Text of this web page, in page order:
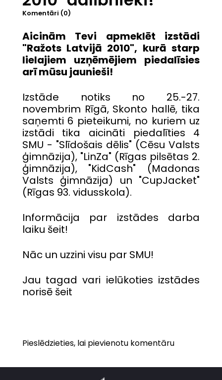
Komentāri (0)
Aicinām Tevi apmeklēt izstādi
"Ražots Latvijā 2010", kurā starp
lielajiem uzņēmējiem piedalīsies
arī mūsu jaunieši!
Izstāde notiks no 25.-27.
novembrim Rīgā, Skonto hallē, tika
saņemti 6 pieteikumi, no kuriem uz
izstādi tika aicināti piedalīties 4
SMU - "Slīdošais dēlis" (Cēsu Valsts
ģimnāzija), "LinZa" (Rīgas pilsētas 2.
ģimnāzija), "KidCash" (Madonas
Valsts ģimnāzija) un "CupJacket"
(Rīgas 93. vidusskola).
Informācija par izstādes darba
laiku šeit!
Nāc un uzzini visu par SMU!
Jau tagad vari ielūkoties izstādes
norisē šeit
Pieslēdzieties, lai pievienotu komentāru